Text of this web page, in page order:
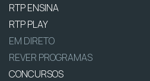
RTP ENSINA
RTP PLAY
EM DIRETO
REVER PROGRAMAS
CONCURSOS